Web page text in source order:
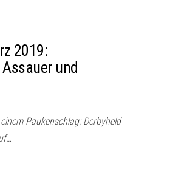
2019:
und
Paukenschlag: Derbyheld